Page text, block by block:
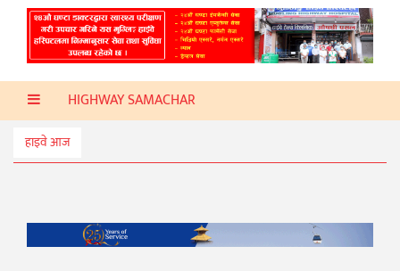
ताजा
समाचार
प्रदेश
प्रविधि
स्वास्थ्य
मनोरञ्जन
HIGHWAY SAMACHAR
हाइवे आज